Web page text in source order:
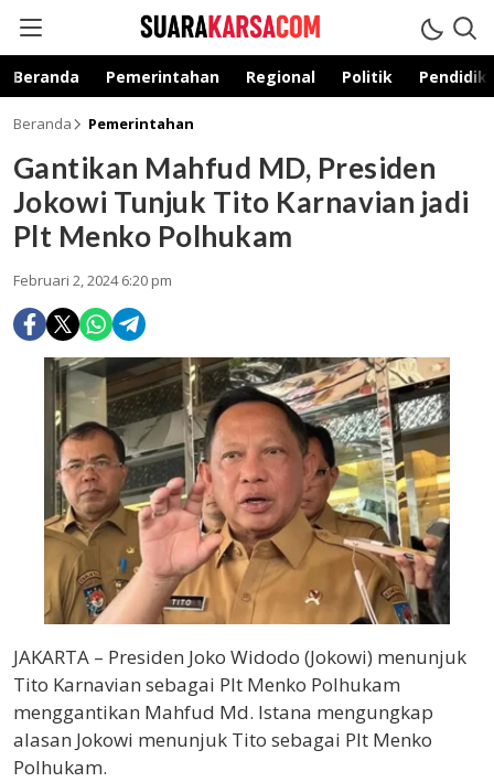
suarakarsa.com
Informasi terpercaya
Beranda Pemerintahan Regional Politik
Beranda Pemerintahan
Gantikan Mahfud MD, Presiden
Jokowi Tunjuk Tito Karnavian jadi
Plt Menko Polhukam
Februari 2, 2024 6:20 pm
JAKARTA – Presiden Joko Widodo (Jokowi) menunjuk
Tito Karnavian sebagai Plt Menko Polhukam
menggantikan Mahfud Md. Istana mengungkap
alasan Jokowi menunjuk Tito sebagai Plt Menko
Polhukam.